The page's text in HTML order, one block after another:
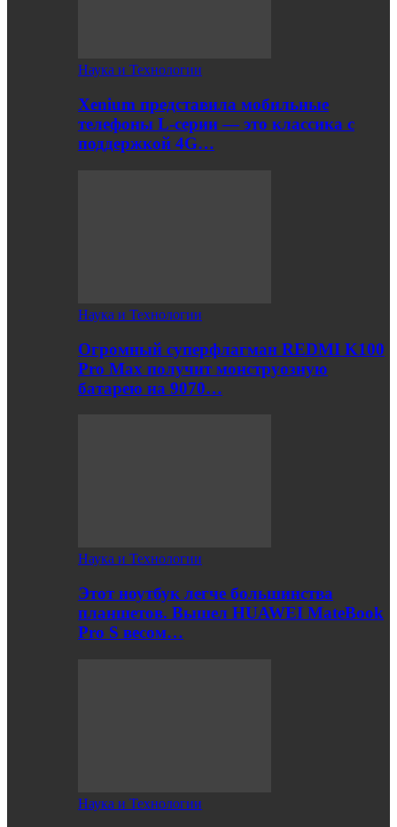
Наука и Технологии
Xenium представила мобильные
телефоны L-серии — это классика с
поддержкой 4G…
Наука и Технологии
Огромный суперфлагман REDMI K100
Pro Max получит монструозную
батарею на 9070…
Наука и Технологии
Этот ноутбук легче большинства
планшетов. Вышел HUAWEI MateBook
Pro S весом…
Наука и Технологии